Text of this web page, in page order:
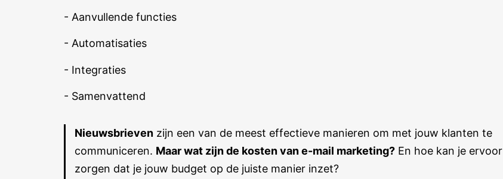
- Aanvullende functies
- Automatisaties
- Integraties
- Samenvattend
Nieuwsbrieven zijn een van de meest effectieve manieren om met jouw klanten te
communiceren. Maar wat zijn de kosten van e-mail marketing? En hoe kan je ervoor
zorgen dat je jouw budget op de juiste manier inzet?